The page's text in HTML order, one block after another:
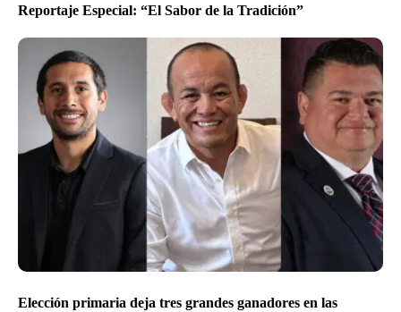
Reportaje Especial: “El Sabor de la Tradición”
Elección primaria deja tres grandes ganadores en las